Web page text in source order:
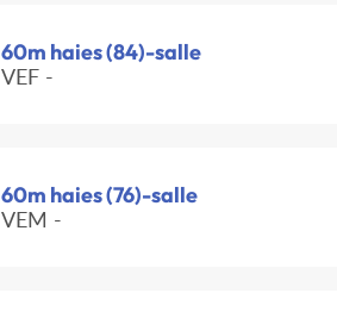
60m haies (84)-salle
VEF -
60m haies (76)-salle
VEM -